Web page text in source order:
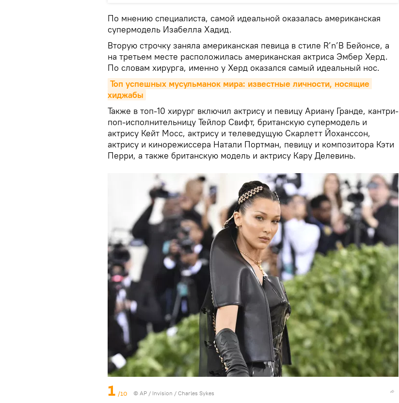
По мнению специалиста, самой идеальной оказалась американская
супермодель Изабелла Хадид.
Вторую строчку заняла американская певица в стиле R’n’B Бейонсе, а
на третьем месте расположилась американская актриса Эмбер Херд.
По словам хирурга, именно у Херд оказался самый идеальный нос.
Топ успешных мусульманок мира: известные личности, носящие
хиджабы
Также в топ-10 хирург включил актрису и певицу Ариану Гранде, кантри-
поп-исполнительницу Тейлор Свифт, британскую супермодель и
актрису Кейт Мосс, актрису и телеведущую Скарлетт Йоханссон,
актрису и кинорежиссера Натали Портман, певицу и композитора Кэти
Перри, а также британскую модель и актрису Кару Делевинь.
1 /10 © AP / Invision / Charles Sykes